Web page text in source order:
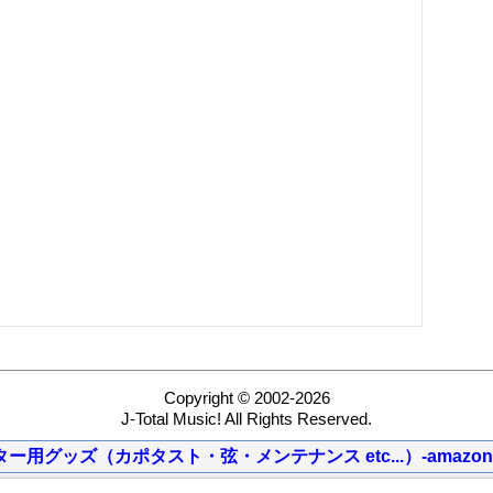
Copyright © 2002-2026
J-Total Music! All Rights Reserved.
ー用グッズ（カポタスト・弦・メンテナンス etc...）-